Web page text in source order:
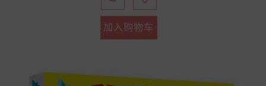
加入购物车